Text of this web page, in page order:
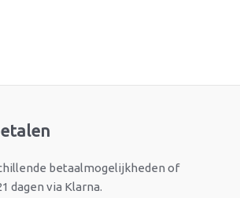
betaalmogelijkheden of
dagen via Klarna.